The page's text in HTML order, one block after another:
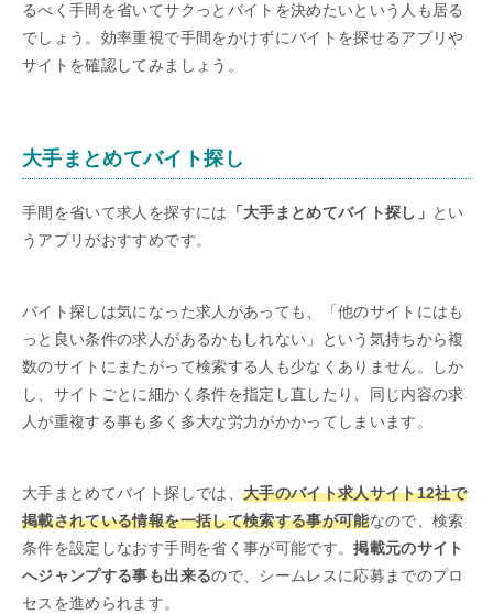
るべく手間を省いてサクっとバイトを決めたいという人も居る
でしょう。効率重視で手間をかけずにバイトを探せるアプリや
サイトを確認してみましょう。
大手まとめてバイト探し
手間を省いて求人を探すには 「大手まとめてバイト探し」 とい
うアプリがおすすめです。
バイト探しは気になった求人があっても、「他のサイトにはも
っと良い条件の求人があるかもしれない」という気持ちから複
数のサイトにまたがって検索する人も少なくありません。しか
し、サイトごとに細かく条件を指定し直したり、同じ内容の求
人が重複する事も多く多大な労力がかかってしまいます。
大手まとめてバイト探しでは、 大手のバイト求人サイト12社で
掲載されている情報を一括して検索する事が可能なので、検索
条件を設定しなおす手間を省く事が可能です。掲載元のサイト
へジャンプする事も出来るので、シームレスに応募までのプロ
セスを進められます。